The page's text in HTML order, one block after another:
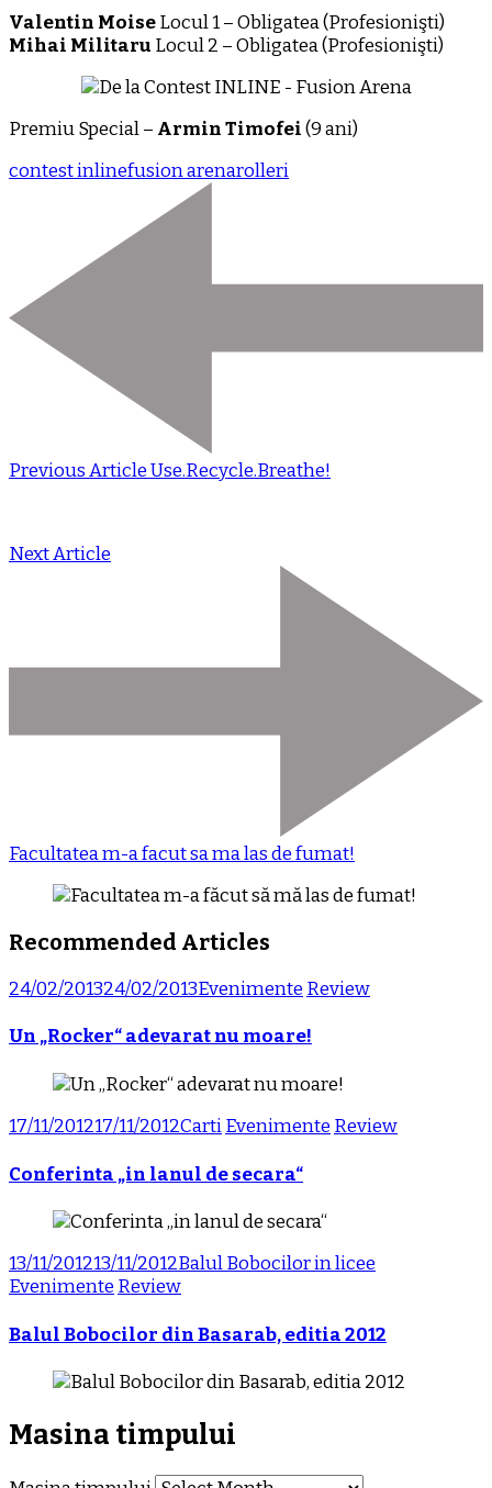
Valentin MoiseLocul 1 – Obligatea (Profesionişti)
Mihai Militaru Locul 2 – Obligatea (Profesionişti)
Premiu Special – Armin Timofei(9 ani)
contest inlinefusion arenarolleri
Previous ArticleUse.Recycle.Breathe!
Next Article
Facultatea m-a facut sa ma las de fumat!
Recommended Articles
24/02/201324/02/2013Evenimente Review
Un „Rocker“ adevarat nu moare!
17/11/201217/11/2012CartiEvenimente Review
Conferinta „in lanul de secara“
13/11/201213/11/2012Balul Bobocilor in licee
Evenimente Review
Balul Bobocilor din Basarab, editia 2012
Masina timpului